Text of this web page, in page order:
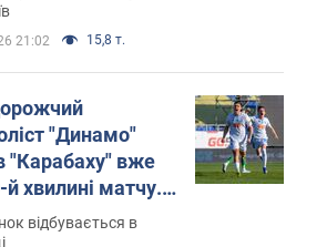
21:02 15,8 т.
"Динамо"
"Карабаху" вже
й хвилині матчу.
відбувається в